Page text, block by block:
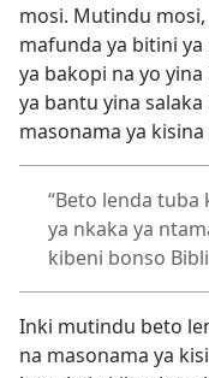
mosi. Mutindu
mafunda ya bitini
ya bakopi na yo
ya bantu yina
masonama ya kisina
“Beto lenda
ya nkaka ya
kibeni bonso
Inki mutindu beto
na masonama ya